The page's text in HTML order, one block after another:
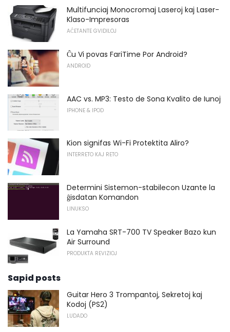
Multifunciaj Monocromaj Laseroj kaj Laser-
Klaso-Impresoras
AĈETANTE GVIDILOJ
Ĉu Vi povas FariTime Por Android?
ANDROID
AAC vs. MP3: Testo de Sona Kvalito de Iunoj
IPHONE & IPOD
Kion signifas Wi-Fi Protektita Aliro?
INTERRETO KAJ RETO
Determini Sistemon-stabilecon Uzante la
ĝisdatan Komandon
LINUKSO
La Yamaha SRT-700 TV Speaker Bazo kun
Air Surround
PRODUKTA REVIZIOJ
Sapid posts
Guitar Hero 3 Trompantoj, Sekretoj kaj
Kodoj (PS2)
LUDADO